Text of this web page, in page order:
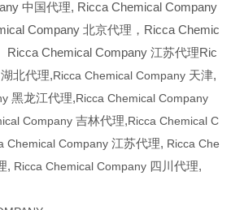
中国代理, Ricca Chemical Company
Company 北京代理，Ricca Chemic
Ricca Chemical Company 江苏代理Ric
北代理,Ricca Chemical Company 天津,
黑龙江代理,Ricca Chemical Company
Company吉林代理,Ricca Chemical C
Chemical Company江苏代理, Ricca Che
, Ricca Chemical Company 四川代理,